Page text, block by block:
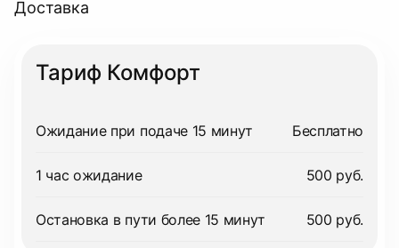
Доставка
Тариф Комфорт
Ожидание при подаче 15 минут Бесплатно
1 час ожидание 500 руб.
Остановка в пути более 15 минут 500 руб.